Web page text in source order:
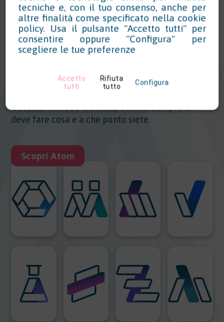
cloud per obblighi e
scadenze
monitori le scadenze
in tempo reale.
tracciati in modo ordinato,così sai sempre chi
deve fare cosa e a che punto siete.
Scopri Atom
tecniche e, con il tuo consenso, anche per
altre finalità come specificato nella cookie
policy. Usa il pulsante "Accetto tutti" per
consentire oppure "Configura" per
scegliere le tue preferenze
Accetto
tutti
Rifiuta
tutto
Configura